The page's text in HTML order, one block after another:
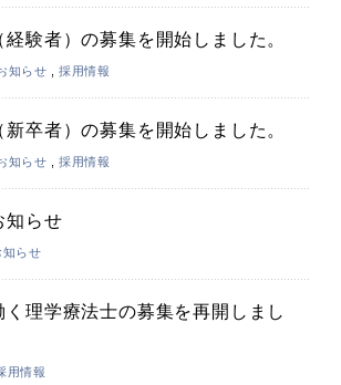
験者）の募集を開始しました。
知らせ ,採用情報
卒者）の募集を開始しました。
知らせ ,採用情報
知らせ
知らせ
く理学療法士の募集を再開しまし
用情報